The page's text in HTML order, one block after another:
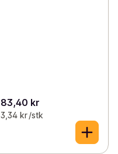
83,40 kr
3,34 kr /stk